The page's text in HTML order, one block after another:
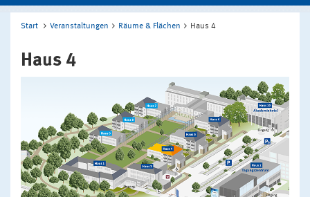
Start Veranstaltungen Räume & Flächen Haus 4
Haus 4